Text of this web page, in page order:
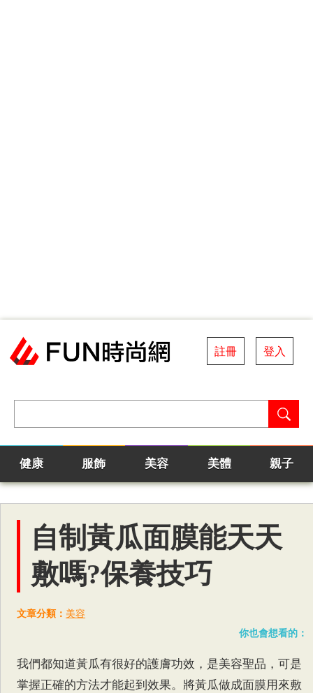
註冊 登入
健康 服飾 美容 美體 親子
自制黃瓜面膜能天天
敷嗎?保養技巧
文章分類： 美容
你也會想看的：
我們都知道黃瓜有很好的護膚功效，是美容聖品，可是
掌握正確的方法才能起到效果。將黃瓜做成面膜用來敷